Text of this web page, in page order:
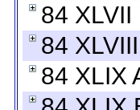
84
84
84 XLIX